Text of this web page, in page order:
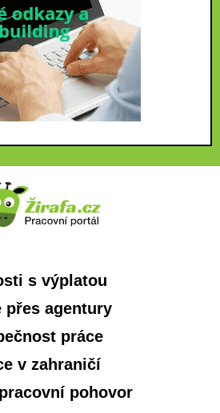
s výplatou
přes agentury
práce
v zahraničí
pohovor